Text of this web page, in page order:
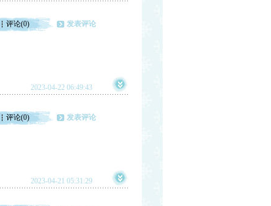
评论(0) 发表评论
2023-04-22 06:49:43
评论(0) 发表评论
2023-04-21 05:31:29